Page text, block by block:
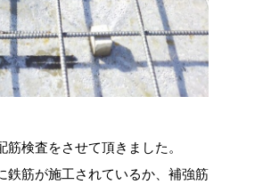
検査をさせて頂きました。
鉄筋が施工されているか、補強筋